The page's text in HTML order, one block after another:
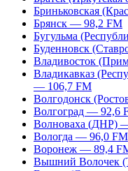
Бриньковская
Брянск — 98,2 FM
Бугульма
Буденновск
Владивосток
Владикавказ
— 106,7 FM
Волгодонск
Волгоград — 92,6
Волноваха (ДНР)
Вологда — 96,0 FM
Воронеж — 89,4
Вышний Волочек